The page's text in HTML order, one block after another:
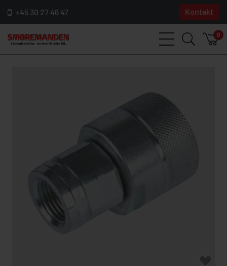
+45 30 27 46 47 Kontakt
0